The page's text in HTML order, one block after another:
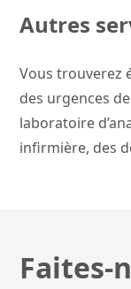
Autres
Vous trouverez
des urgences
laboratoire
infirmière, des
Faites-